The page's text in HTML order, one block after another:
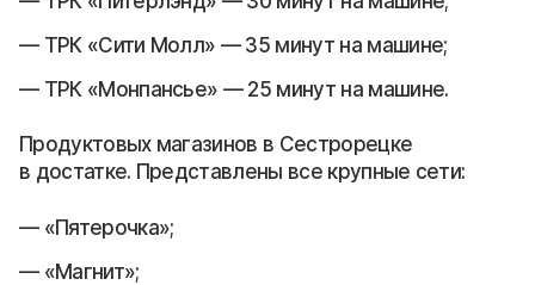
ТРК «Сити Молл» — 35 минут на машине;
ТРК «Монпансье» — 25 минут на машине.
Продуктовых магазинов в Сестрорецке
в достатке. Представлены все крупные сети:
«Пятерочка»;
«Магнит»;